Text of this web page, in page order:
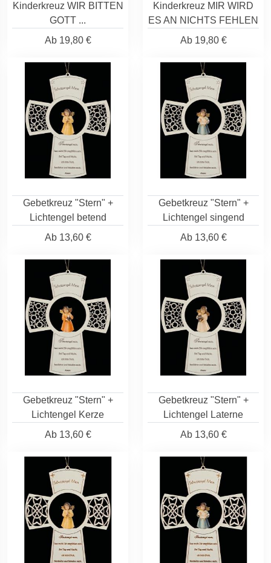
Kinderkreuz WIR BITTEN
GOTT ...
Ab19,80 €
Kinderkreuz MIR WIRD
ES AN NICHTS FEHLEN
Ab19,80 €
Gebetkreuz "Stern" +
Lichtengel betend
Ab13,60 €
Gebetkreuz "Stern" +
Lichtengel singend
Ab13,60 €
Gebetkreuz "Stern" +
Lichtengel Kerze
Ab13,60 €
Gebetkreuz "Stern" +
Lichtengel Laterne
Ab13,60 €